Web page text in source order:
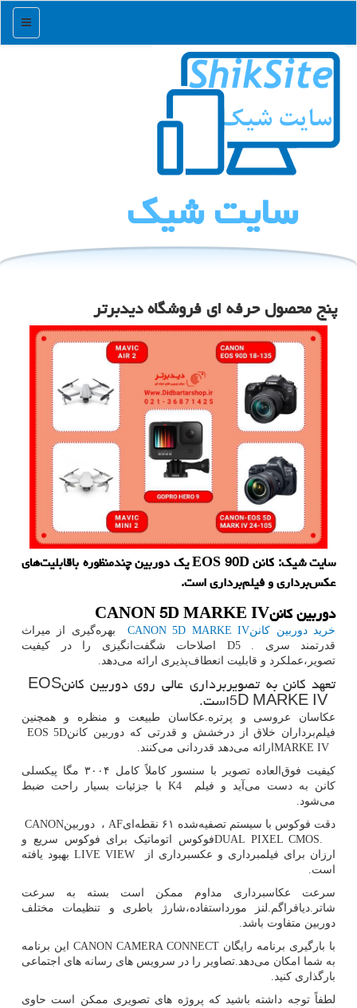
منو
سایت شیك
پنج محصول حرفه ای فروشگاه دیدبرتر
سایت شیك: كانن EOS 90D یك دوربین چندمنظوره باقابلیت‌های
عكس‌برداری و فیلم‌برداری است.
دوربین کاننCANON 5D MARKE IV
خرید دوربین کاننCANON 5D MARKE IV
بهره‌گیری از میراث
قدرتمند سری D5 .
اصلاحات شگفت‌انگیزی را در کیفیت
تصویر،عملکرد و قابلیت انعطاف‌پذیری ارائه می‌دهد.
تعهد کانن به تصویربرداری عالی روی دوربین کاننEOS
5D MARKE IVاست.
عکاسان عروسی و پرتره.عکاسان طبیعت و منظره و همچنین
فیلم‌برداران خلاق از درخشش و قدرتی که دوربین کاننEOS 5D
MARKE IV ارائه می‌دهد قدردانی می‌کنند.
کیفیت فوق‌العاده تصویر با سنسور کاملاً کامل ۳۰۰۴ مگا پیکسلی
کانن به دست می‌آید و فیلم K4 با جزئیات بسیار راحت ضبط
می‌شود.
دقت فوکوس با سیستم تصفیه‌شده ۶۱ نقطه‌ای
AF ، دوربینCANON
DUAL PIXEL CMOS.فوکوس اتوماتیک برای فوکوس سریع و
ارزان برای فیلمبرداری و عکسبرداری از
LIVE VIEW بهبود یافته
است.
سرعت عکاسبرداری مداوم ممکن است بسته به سرعت
شاتر.دیافراگم.لنز مورداستفاده،شارژ باطری و تنظیمات مختلف
دوربین متفاوت باشد.
با بارگیری برنامه رایگان CANON CAMERA CONNECT
این برنامه
به شما امکان می‌دهد.تصاویر را در سرویس های رسانه های اجتماعی
بارگذاری کنید.
لطفاً توجه داشته باشید که پروژه های تصویری ممکن است حاوی